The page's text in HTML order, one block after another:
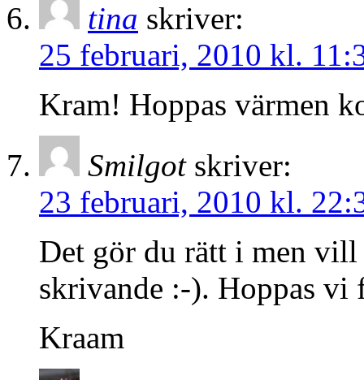
tina skriver:
25 februari, 2010 kl.
Kram! Hoppas värmen
Smilgot skriver:
23 februari, 2010 kl.
Det gör du rätt i men vill
skrivande :-). Hoppas vi
Kraam